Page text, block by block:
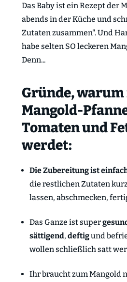
Das Baby ist ein Rezept der
abends in der Küche und
Zutaten zusammen". Und
habe selten SO leckeren
Denn...
Gründe,
Mangold-
Tomaten und
werdet:
Die Zubereitung ist
die restlichen Zutaten
lassen, abschmecken,
Das Ganze ist super
sättigend, deftigund
wollen schließlich satt
Ihr braucht zum Mangold